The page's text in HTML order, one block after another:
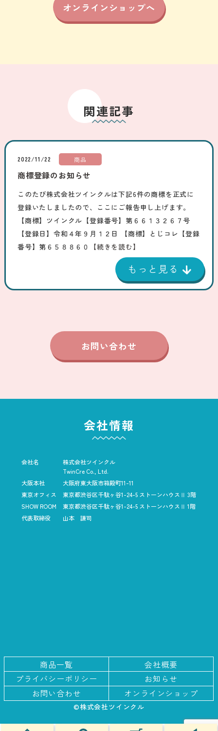
オンラインショップへ
関連記事
2022/11/22 商品
商標登録のお知らせ
このたび株式会社ツインクルは下記6件の商標を正式に
登録いたしましたので、ここにご報告申し上げます。
【商標】ツインクル【登録番号】第６６１３２６７号
【登録日】令和４年９月１２日 【商標】とじコレ【登録
番号】第６５８８６０
【続きを読む】
お問い合わせ
会社情報
会社名
株式会社ツインクル
TwinCre Co., Ltd.
大阪本社
大阪府東大阪市箱殿町11-11
東京オフィス
東京都渋谷区千駄ヶ谷1-24-5 ストーンハウスⅡ 3階
SHOW ROOM
東京都渋谷区千駄ヶ谷1-24-5 ストーンハウスⅡ 1階
代表取締役
山本 謙司
商品一覧
会社概要
プライバシーポリシー
お知らせ
お問い合わせ
オンラインショップ
©株式会社ツインクル